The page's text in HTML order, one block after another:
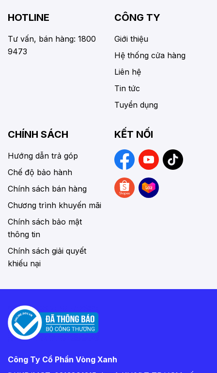
HOTLINE
Tư vấn, bán hàng: 1800
9473
CÔNG TY
Giới thiệu
Hệ thống cửa hàng
Liên hệ
Tin tức
Tuyển dụng
CHÍNH SÁCH
Hướng dẫn trả góp
Chế độ bảo hành
Chính sách bán hàng
Chương trình khuyến mãi
Chính sách bảo mật
thông tin
Chính sách giải quyết
khiếu nại
KẾT NỐI
Công Ty Cổ Phần Vòng Xanh